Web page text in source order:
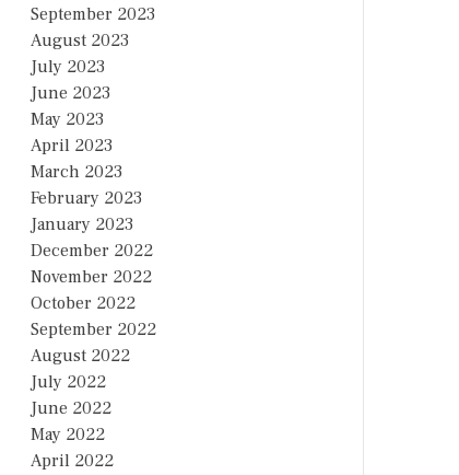
September 2023
August 2023
July 2023
June 2023
May 2023
April 2023
March 2023
February 2023
January 2023
December 2022
November 2022
October 2022
September 2022
August 2022
July 2022
June 2022
May 2022
April 2022